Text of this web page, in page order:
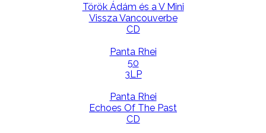
Török Ádám és a V Mini
Vissza Vancouverbe
CD
Panta Rhei
50
3LP
Panta Rhei
Echoes Of The Past
CD